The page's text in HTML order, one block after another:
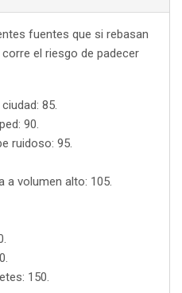
fuentes que si rebasan
el riesgo de padecer
85.
90.
ruidoso: 95.
a volumen alto: 105.
150.